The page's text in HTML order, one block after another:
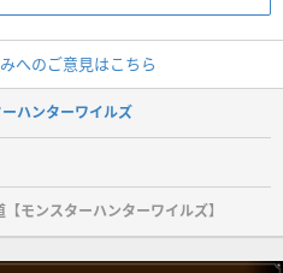
へのご意見はこちら
ハンターワイルズ
モンスターハンターワイルズ】